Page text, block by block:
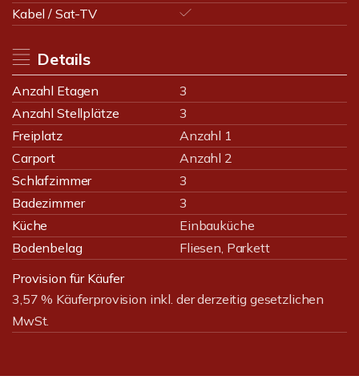
Kabel / Sat-TV
Details
Anzahl Etagen
3
Anzahl Stellplätze
3
Freiplatz
Anzahl 1
Carport
Anzahl 2
Schlafzimmer
3
Badezimmer
3
Küche
Einbauküche
Bodenbelag
Fliesen, Parkett
Provision für Käufer
3,57 % Käuferprovision inkl. der derzeitig gesetzlichen
MwSt.